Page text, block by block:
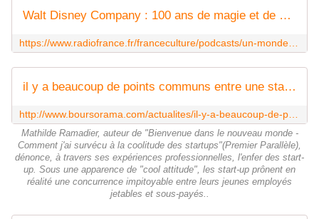
Walt Disney Company : 100 ans de magie et de pratiques agressives
il y a beaucoup de points communs entre une start-up et un système totalitaire! , selon l'auteur Mathilde Ramadier
Mathilde Ramadier, auteur de "Bienvenue dans le nouveau monde -
Comment j'ai survécu à la coolitude des startups"(Premier Parallèle),
dénonce, à travers ses expériences professionnelles, l'enfer des start-
up. Sous une apparence de "cool attitude", les start-up prônent en
réalité une concurrence impitoyable entre leurs jeunes employés
jetables et sous-payés..